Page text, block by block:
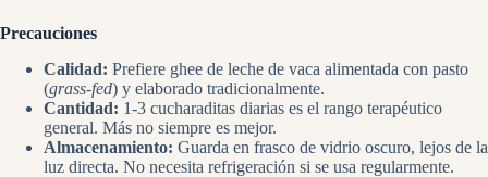
Precauciones
Calidad: Prefiere ghee de leche de vaca alimentada con pasto
(grass-fed) y elaborado tradicionalmente.
Cantidad: 1-3 cucharaditas diarias es el rango terapéutico
general. Más no siempre es mejor.
Almacenamiento: Guarda en frasco de vidrio oscuro, lejos de la
luz directa. No necesita refrigeración si se usa regularmente.